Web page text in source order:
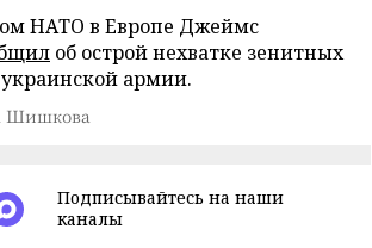
НАТО в Европе Джеймс
об острой нехватке зенитных
армии.
Шишкова
Подписывайтесь на наши
каналы